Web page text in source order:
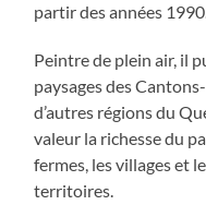
partir des années
Peintre de plein air, il
paysages des
d’autres régions du
valeur la richesse du
fermes, les villages et
territoires.